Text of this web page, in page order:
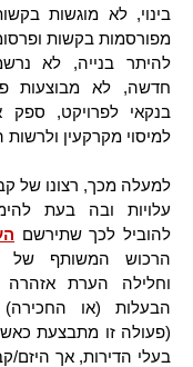
בינוי, לא מוגשות
מפורסמות בקשות
להיתר בנייה, לא
חדשה, לא מבוצעות
בנקאי לפרויקט, ספק
למיסוי מקרקעין ולרשות
למעלה מכך, רצונו של
עלויות ובה בעת
להוביל לכך שתירשם
הרכוש המשותף של
וחלילה הערת אזהרה
הבעלות (או
(פעולה זו מתבצעת
בעלי הדירות, אך היזם/